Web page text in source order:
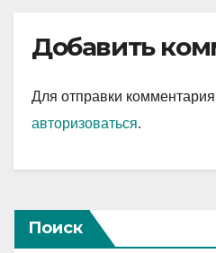
Добавить
Для отправки
авторизоваться.
Поиск